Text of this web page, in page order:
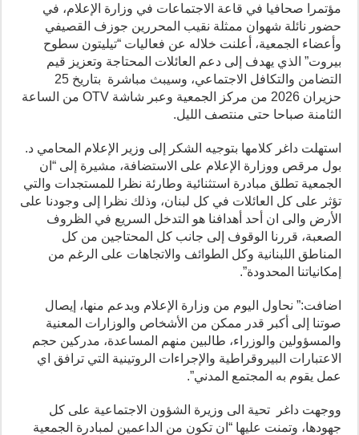
مؤتمرا صحافيا في قاعة الاجتماعات في وزارة الإعلام، في
حضور نائلة شهوان ممثلة نقيب المحررين جوزف القصيفي
وأعضاء الجمعية، أعلنت خلاله عن فعاليات “تيليتون سطوح
بيروت” الذي يهدف إلى دعم العائلات المحتاجة وتعزيز قيم
التضامن والتكافل الاجتماعي، وسيبث مباشرة بتاريخ 25
حزيران 2026 من مركز الجمعية وعبر شاشة OTV من الساعة
الثامنة صباحا حتى منتصف الليل.
استهلت داغر كلامها بتوجيه الشكر إلى وزير الإعلام المحامي د.
بول مرقص ووزارة الإعلام على الاستضافة، مشيرة إلى “ان
الجمعية تطلق مبادرة استثنائية وطارئة نظرا للمستجدات والتي
تؤثر على كل العائلات في كل لبنان، وذلك نظرا إلى وجودنا على
الأرض والى ان أحد أهدافنا هو التدخل السريع في الظروف
الصعبة، قررنا الوقوف إلى جانب كل المحتاجين من كل
المناطق اللبنانية وكل الطوائف والاتجاهات على الرغم من
إمكانياتنا المحدودة”.
اضافت:” نحاول اليوم من وزارة الإعلام وبدعم منها، إيصال
صوتنا إلى أكبر قدر ممكن من الأشخاص والوزارات المعنية
والمسؤولين والوزراء، طالبين منهم المساعدة، مدركين حجم
الاعتبارات البيروقراطية والإجراءات الروتينية التي ترافق اي
عمل يقوم به المجتمع المدني”.
ووجهت داغر تحية الى وزيرة الشؤون الاجتماعية على كل
جهودها، وتمنت عليها “ان تكون من الداعمين لمبادرة الجمعية